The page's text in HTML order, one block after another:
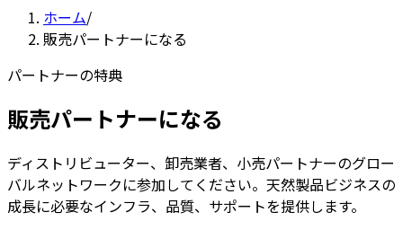
ホーム/
販売パートナーになる
パートナーの特典
販売パートナーになる
ディストリビューター、卸売業者、小売パートナーのグロー
バルネットワークに参加してください。天然製品ビジネスの
成長に必要なインフラ、品質、サポートを提供します。